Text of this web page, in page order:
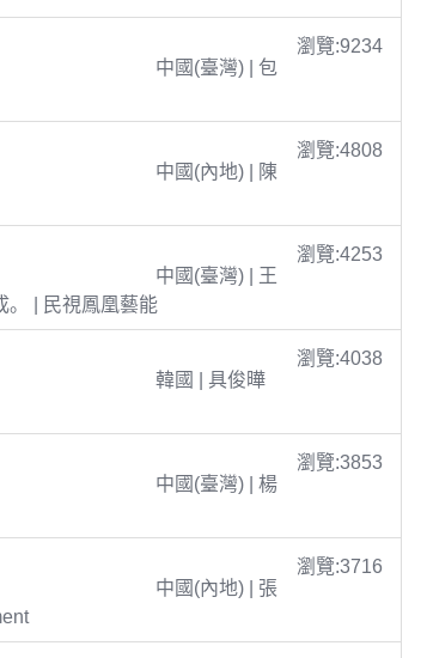
瀏覽:9234
中國(臺灣) | 包
瀏覽:4808
中國(內地) | 陳
瀏覽:4253
中國(臺灣) | 王
。 | 民視鳳凰藝能
瀏覽:4038
韓國 | 具俊曄
瀏覽:3853
中國(臺灣) | 楊
瀏覽:3716
中國(內地) | 張